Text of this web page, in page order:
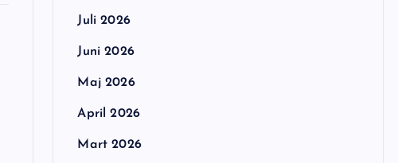
Juli 2026
Juni 2026
Maj 2026
April 2026
Mart 2026